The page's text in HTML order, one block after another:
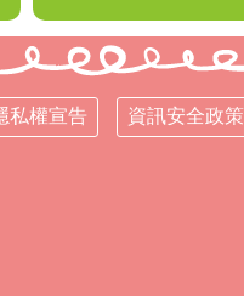
私權宣告 資訊安全政策